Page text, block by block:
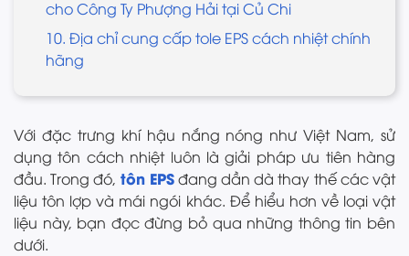
cho Công Ty Phượng Hải tại Củ Chi
10. Địa chỉ cung cấp tole EPS cách nhiệt chính
hãng
Với đặc trưng khí hậu nắng nóng như Việt Nam, sử
dụng tôn cách nhiệt luôn là giải pháp ưu tiên hàng
đầu. Trong đó, tôn EPSđang dần dà thay thế các vật
liệu tôn lợp và mái ngói khác. Để hiểu hơn về loại vật
liệu này, bạn đọc đừng bỏ qua những thông tin bên
dưới.